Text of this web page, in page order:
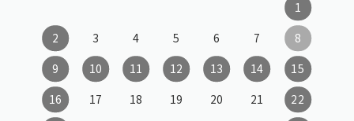
1
2
3 4 5 6 7
8
9
10 11 12 13 14
15
16
17 18 19 20 21
22